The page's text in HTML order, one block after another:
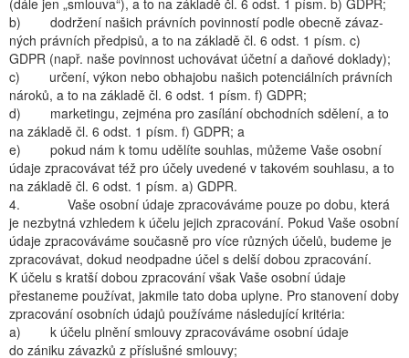
(dále jen „smlouva“), a to na základě čl. 6 odst. 1 písm. b) GDPR;
b) dodržení našich právních povinností podle obecně závaz­
ných právních předpisů, a to na základě čl. 6 odst. 1 písm. c)
GDPR (např. naše povinnost uchovávat účetní a da­ňové doklady);
c) určení, výkon nebo obhajobu našich potenciálních právních
nároků, a to na základě čl. 6 odst. 1 písm. f) GDPR;
d) marketingu, zejména pro zasílání obchodních sdělení, a to
na základě čl. 6 odst. 1 písm. f) GDPR; a
e) pokud nám k tomu udělíte souhlas, můžeme Vaše osobní
údaje zpracovávat též pro účely uvedené v takovém souhlasu, a to
na základě čl. 6 odst. 1 písm. a) GDPR.
4. Vaše osobní údaje zpracováváme pouze po dobu, která
je nezbytná vzhledem k účelu jejich zpracování. Pokud Vaše osobní
údaje zpracováváme současně pro více různých účelů, budeme je
zpracovávat, dokud neodpadne účel s delší dobou zpracování.
K účelu s kratší dobou zpracování však Vaše osobní údaje
přestaneme používat, jakmile tato doba uplyne. Pro stanovení doby
zpracování osobních údajů používáme následující kritéria:
a) k účelu plnění smlouvy zpracováváme osobní údaje
do zániku závazků z příslušné smlouvy;